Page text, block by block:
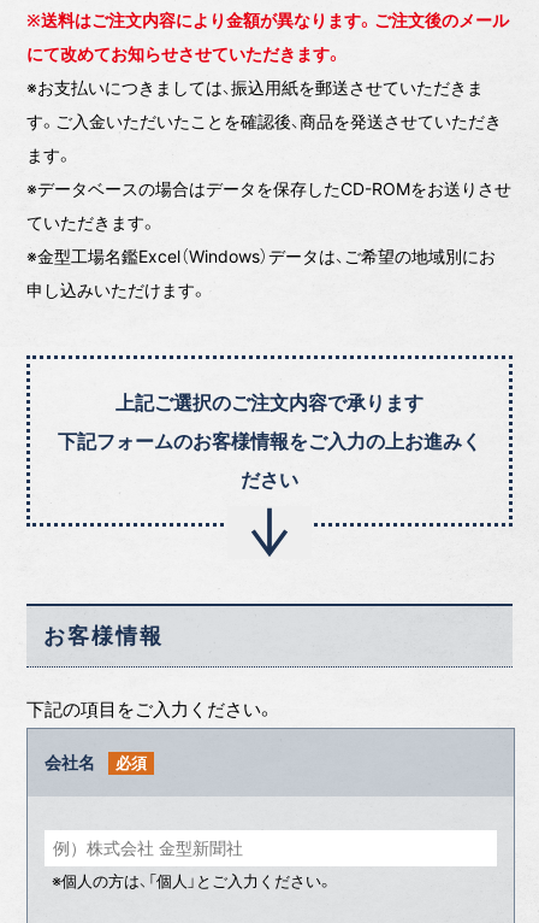
※送料はご注文内容により金額が異なります。ご注文後のメール
にて改めてお知らせさせていただきます。
※お支払いにつきましては、振込用紙を郵送させていただきま
す。ご入金いただいたことを確認後、商品を発送させていただき
ます。
※データベースの場合はデータを保存したCD-ROMをお送りさせ
ていただきます。
※金型工場名鑑Excel（Windows）データは、ご希望の地域別にお
申し込みいただけます。
上記ご選択のご注文内容で承ります
下記フォームのお客様情報をご入力の上お進みく
ださい
お客様情報
下記の項目をご入力ください。
会社名 必須
※個人の方は、「個人」とご入力ください。